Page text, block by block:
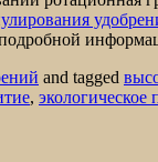
and tagged
, экологическое